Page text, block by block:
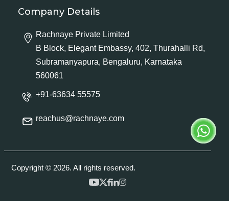
Company Details
Rachnaye Private Limited
B Block, Elegant Embassy, 402, Thurahalli Rd,
Subramanyapura, Bengaluru, Karnataka
560061
+91-63634 55575
reachus@rachnaye.com
Copyright © 2026. All rights reserved.